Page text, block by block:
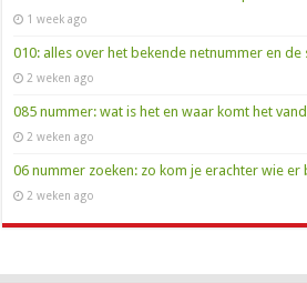
1 week ago
010: alles over het bekende netnummer en de
2 weken ago
085 nummer: wat is het en waar komt het
2 weken ago
06 nummer zoeken: zo kom je erachter wie er
2 weken ago